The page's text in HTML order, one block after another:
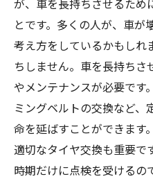
が、車を長持ちさせるため
とです。多くの人が、車が
考え方をしているかもしれ
ちしません。車を長持ち
やメンテナンスが必要です
ミングベルトの交換など、
命を延ばすことができます
適切なタイヤ交換も重要で
時期だけに点検を受けるの